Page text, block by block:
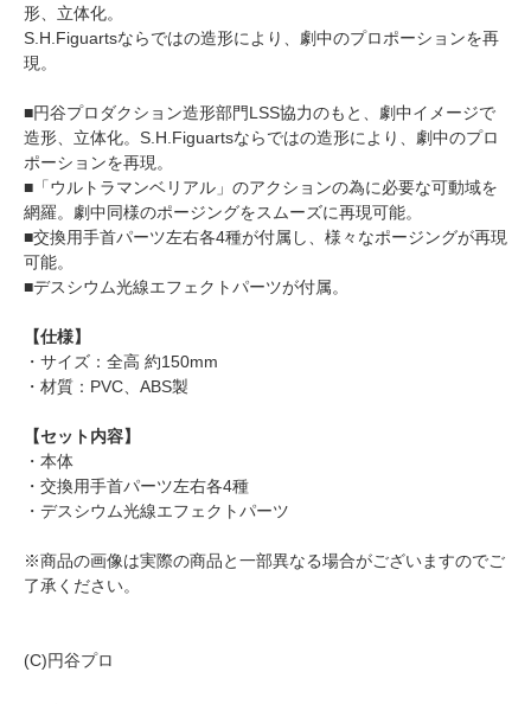
形、立体化。
S.H.Figuartsならではの造形により、劇中のプロポーションを再
現。
■円谷プロダクション造形部門LSS協力のもと、劇中イメージで
造形、立体化。S.H.Figuartsならではの造形により、劇中のプロ
ポーションを再現。
■「ウルトラマンベリアル」のアクションの為に必要な可動域を
網羅。劇中同様のポージングをスムーズに再現可能。
■交換用手首パーツ左右各4種が付属し、様々なポージングが再現
可能。
■デスシウム光線エフェクトパーツが付属。
【仕様】
・サイズ：全高 約150mm
・材質：PVC、ABS製
【セット内容】
・本体
・交換用手首パーツ左右各4種
・デスシウム光線エフェクトパーツ
※商品の画像は実際の商品と一部異なる場合がございますのでご
了承ください。
(C)円谷プロ